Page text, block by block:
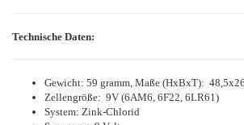
Technische Daten:
Gewicht: 59 gramm, Maße (HxBxT):
Zellengröße: 9V (6AM6, 6F22, 6LR61)
System: Zink-Chlorid